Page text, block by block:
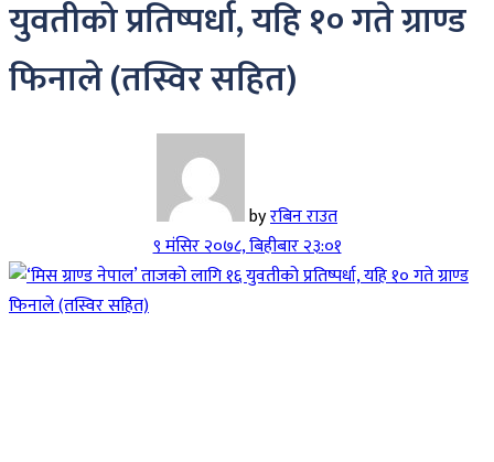
युवतीको प्रतिष्पर्धा, यहि १० गते ग्राण्ड
फिनाले (तस्विर सहित)
byरबिन राउत
९ मंसिर २०७८, बिहीबार २३:०१